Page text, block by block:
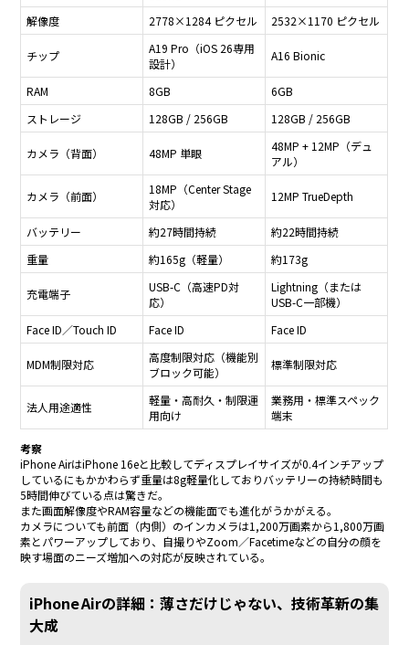
解像度 2778×1284 ピクセル 2532×1170 ピクセル
チップ
A19 Pro（iOS 26専用
設計）
A16 Bionic
RAM 8GB
6GB
ストレージ
128GB / 256GB 128GB / 256GB
カメラ（背面） 48MP 単眼
48MP + 12MP（デュ
アル）
カメラ（前面）
18MP（Center Stage
対応）
12MP TrueDepth
バッテリー 約27時間持続
約22時間持続
重量
約165g（軽量） 約173g
充電端子
USB-C（高速PD対
応）
Lightning（または
USB-C一部機）
Face ID／Touch ID
Face ID Face ID
MDM制限対応
高度制限対応（機能別
ブロック可能）
標準制限対応
法人用途適性
軽量・高耐久・制限運
用向け
業務用・標準スペック
端末
考察
iPhone AirはiPhone 16eと比較してディスプレイサイズが0.4インチアップ
しているにもかかわらず重量は8g軽量化しておりバッテリーの持続時間も
5時間伸びている点は驚きだ。
また画面解像度やRAM容量などの機能面でも進化がうかがえる。
カメラについても前面（内側）のインカメラは1,200万画素から1,800万画
素とパワーアップしており、自撮りやZoom／Facetimeなどの自分の顔を
映す場面のニーズ増加への対応が反映されている。
iPhone Airの詳細：薄さだけじゃない、技術革新の集
大成